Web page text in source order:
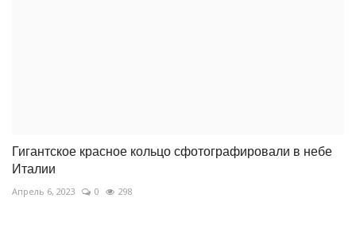
Гигантское красное кольцо сфотографировали в небе
Италии
Апрель 6, 2023 0 298